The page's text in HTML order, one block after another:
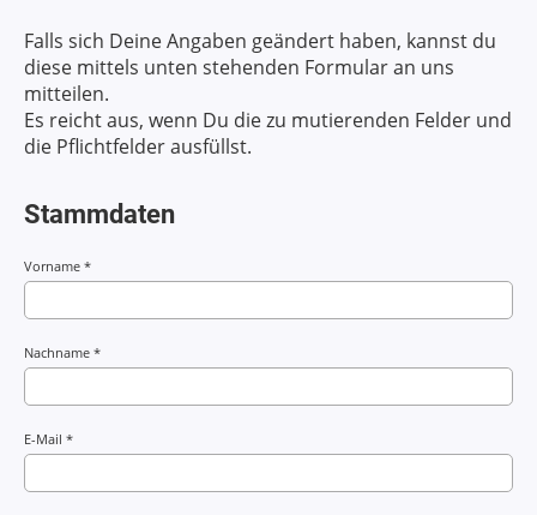
Falls sich Deine Angaben geändert haben, kannst du
diese mittels unten stehenden Formular an uns
mitteilen.
Es reicht aus, wenn Du die zu mutierenden Felder und
die Pflichtfelder ausfüllst.
Stammdaten
Vorname *
Nachname *
E-Mail *